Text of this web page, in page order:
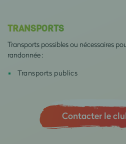
TRANSPORTS
Transports possibles ou nécessaires
randonnée :
Transports publics
Contacter le